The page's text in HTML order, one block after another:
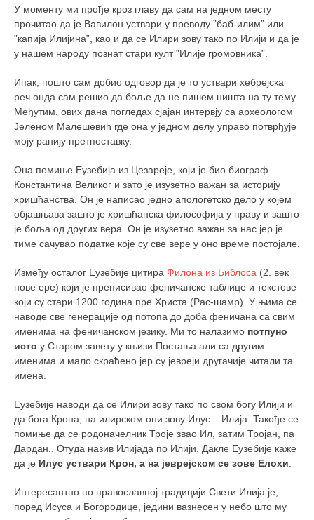
кобудо
нунчаку
бо
тонфа
саи
тимбеи рочин
програм
снимци наступа
галерија клуба
чланарина
контакт
бесплатна е-књига
термини тренинга
моја прича
моја прича
контакт
У моменту ми прође кроз главу да сам на једном месту
прочитао да је Вавилон уствари у преводу ”баб-илим” или
”капија Илијина”, као и да се Илири зову тако по Илији и да је
у нашем народу познат стари култ ”Илије громовника”.
Ипак, пошто сам добио одговор да је то уствари хебрејска
реч онда сам решио да боље да не пишем ништа на ту тему.
Међутим, ових дана погледах сјајан интервју са археологом
Јеленом Малешевић где она у једном делу управо потврђује
моју ранију претпоставку.
Она помиње Еузебија из Цезареје, који је био биограф
Константина Великог и зато је изузетно важан за историју
хришћанства. Он је написао једно апологетско дело у којем
објашњава зашто је хришћанска философија у праву и зашто
је боља од других вера. Он је изузетно важан за нас јер је
тиме сачувао податке које су све вере у оно време постојале.
Између осталог Еузебије цитира Филона из Библоса (2. век
нове ере) који је преписивао феничанске таблице и текстове
који су стари 1200 година пре Христа (Рас-шамр). У њима се
наводе све генерације од потопа до доба феничана са свим
именима на феничанском језику. Ми то налазимо потпуно
исто у Старом завету у књизи Постања али са другим
именима и мало скраћено јер су јевреји другачије читали та
имена.
Еузебије наводи да се Илири зову тако по свом богу Илији и
да бога Крона, на илирском они зову Илус – Илија. Такође се
помиње да се родоначелник Троје звао Ил, затим Тројан, па
Дардан.. Отуда назив Илијада по Илији. Дакле Еузебије каже
да је Илус уствари Крон, а на јеврејском се зове Елохи
Интересантно по православној традицији Свети Илија је,
поред Исуса и Богородице, једини вазнесен у небо што му